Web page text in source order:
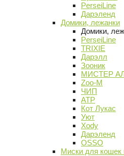
PerseiLine
Дарэленд
Домики, лежанки
Домики,
PerseiLine
TRIXIE
Дарэлл
Зооник
МИСТЕР
Zoo-M
ЧИП
АТР
Кот Лукас
Уют
Xody
Дарэленд
OSSO
Миски для кошек